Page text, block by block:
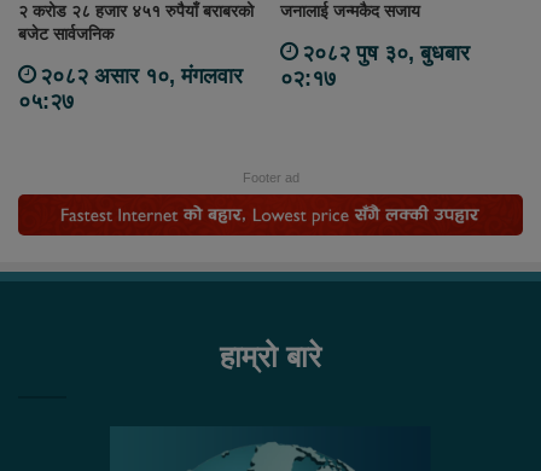
२ करोड २८ हजार ४५१ रुपैयाँ बराबरको
बजेट सार्वजनिक
२०८२ असार १०, मंगलवार
०५:२७
जनालाई जन्मकैद सजाय
२०८२ पुष ३०, बुधबार
०२:१७
Footer ad
हाम्रो बारे